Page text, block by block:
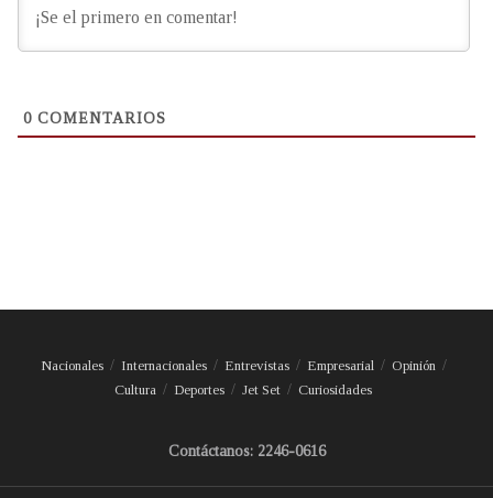
0 COMENTARIOS
Nacionales Internacionales Entrevistas Empresarial
Opinión
Cultura
Deportes Jet Set Curiosidades
Contáctanos: 2246-0616